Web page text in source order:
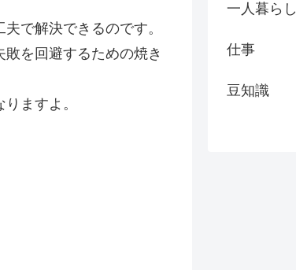
で解決できるのです。
を回避するための焼き
ますよ。
一人暮らし
仕事
豆知識